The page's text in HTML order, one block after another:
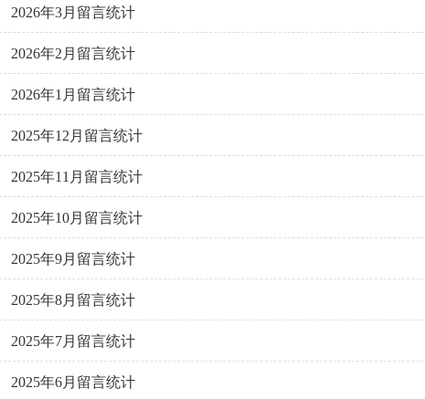
2026年3月留言统计
2026年2月留言统计
2026年1月留言统计
2025年12月留言统计
2025年11月留言统计
2025年10月留言统计
2025年9月留言统计
2025年8月留言统计
2025年7月留言统计
2025年6月留言统计